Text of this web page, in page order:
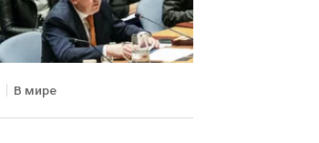
В мире